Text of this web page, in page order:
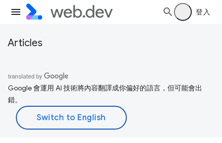
登入
Articles
Google 會運用 AI 技術將內容翻譯成你偏好的語言，但可能會出
錯。